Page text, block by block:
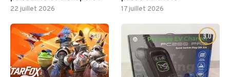
22 juillet 2026 17 juillet 2026
8.0 9.0